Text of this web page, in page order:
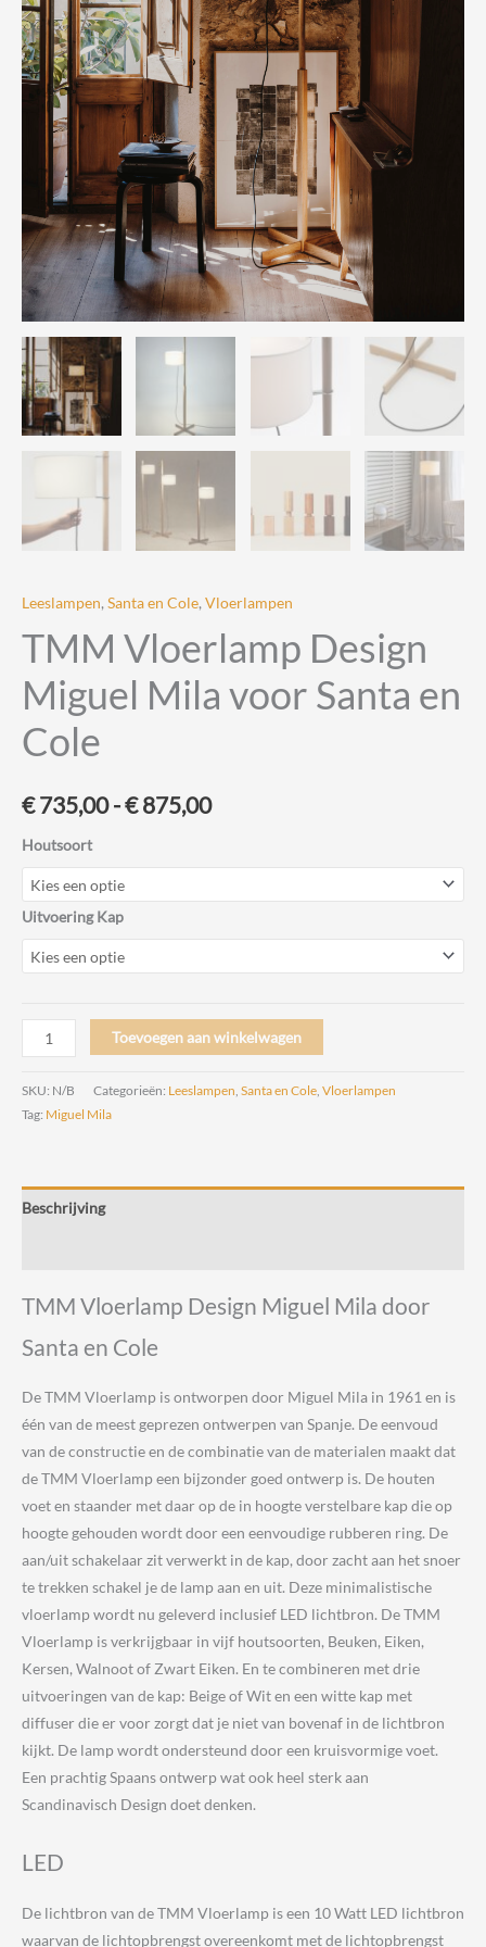
Leeslampen, Santa en Cole, Vloerlampen
TMM Vloerlamp Design
Miguel Mila voor Santa en
Cole
€735,00 -€875,00Prijsklasse:
Houtsoort
Uitvoering Kap
TMM
Vloerlamp
Design
Miguel
Santa
Toevoegen aan winkelwagen
SKU: N/B Categorieën: Leeslampen, Santa en Cole, Vloerlampen
Tag: Miguel Mila
Beschrijving
TMM Vloerlamp Design Miguel Mila door
Santa en Cole
De TMM Vloerlamp is ontworpen door Miguel Mila in 1961 en is
één van de meest geprezen ontwerpen van Spanje. De eenvoud
van de constructie en de combinatie van de materialen maakt dat
de TMM Vloerlamp een bijzonder goed ontwerp is. De houten
voet en staander met daar op de in hoogte verstelbare kap die op
hoogte gehouden wordt door een eenvoudige rubberen ring. De
aan/uit schakelaar zit verwerkt in de kap, door zacht aan het snoer
te trekken schakel je de lamp aan en uit. Deze minimalistische
vloerlamp wordt nu geleverd inclusief LED lichtbron. De TMM
Vloerlamp is verkrijgbaar in vijf houtsoorten, Beuken, Eiken,
Kersen, Walnoot of Zwart Eiken. En te combineren met drie
uitvoeringen van de kap: Beige of Wit en een witte kap met
diffuser die er voor zorgt dat je niet van bovenaf in de lichtbron
kijkt. De lamp wordt ondersteund door een kruisvormige voet.
Een prachtig Spaans ontwerp wat ook heel sterk aan
Scandinavisch Design doet denken.
LED
De lichtbron van de TMM Vloerlamp is een 10 Watt LED lichtbron
waarvan de lichtopbrengst overeenkomt met de lichtopbrengst